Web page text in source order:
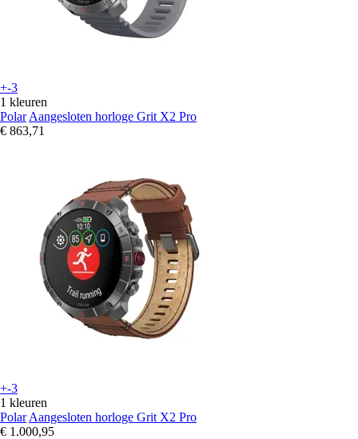
+-3
1 kleuren
Polar Aangesloten horloge Grit X2 Pro
€ 863,71
+-3
1 kleuren
Polar Aangesloten horloge Grit X2 Pro
€ 1.000,95